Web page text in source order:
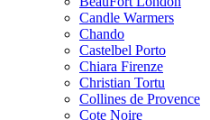
Candle Warmers
Chando
Castelbel Porto
Chiara Firenze
Christian Tortu
Collines de Provence
Cote Noire